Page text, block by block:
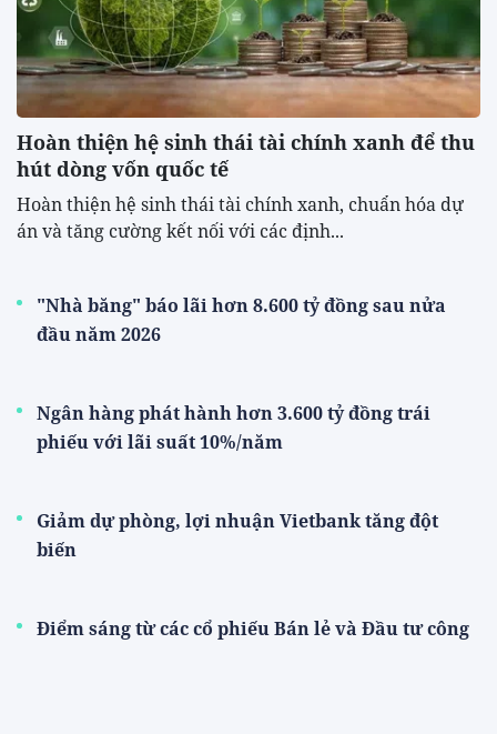
Hoàn thiện hệ sinh thái tài chính xanh để thu
hút dòng vốn quốc tế
Hoàn thiện hệ sinh thái tài chính xanh, chuẩn hóa dự
án và tăng cường kết nối với các định...
"Nhà băng" báo lãi hơn 8.600 tỷ đồng sau nửa
đầu năm 2026
Ngân hàng phát hành hơn 3.600 tỷ đồng trái
phiếu với lãi suất 10%/năm
Giảm dự phòng, lợi nhuận Vietbank tăng đột
biến
Điểm sáng từ các cổ phiếu Bán lẻ và Đầu tư công